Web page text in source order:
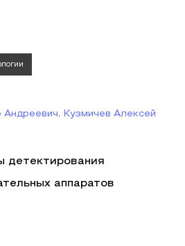
Андреевич, Кузмичев Алексей
детектирования
аппаратов